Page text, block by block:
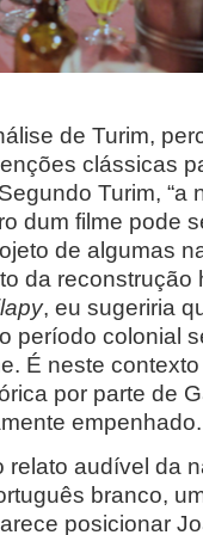
de Turim,
clássicas
Turim, “a
dum filme pode
de algumas
da reconstrução
, eu sugeriria
período colonial
É neste
por parte de
empenhado.
relato audível da
branco,
posicionar